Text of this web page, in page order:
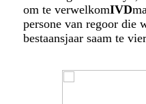
om te verwelkomIVD
persone van regoor die
bestaansjaar saam te